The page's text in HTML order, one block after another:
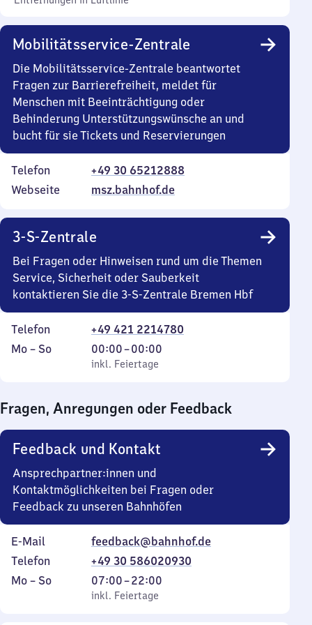
Mobilitätsservice-Zentrale
Die Mobilitätsservice-Zentrale beantwortet
Fragen zur Barrierefreiheit, meldet für
Menschen mit Beeinträchtigung oder
Behinderung Unterstützungswünsche an und
bucht für sie Tickets und Reservierungen
Telefon
+49 30 65212888
Webseite
msz.bahnhof.de
3-S-Zentrale
Bei Fragen oder Hinweisen rund um die Themen
Service, Sicherheit oder Sauberkeit
kontaktieren Sie die 3-S-Zentrale Bremen Hbf
Telefon
+49 421 2214780
Montag
Mo – So,
inkl. Feiertage
00:00–00:00
Von
0
0
Uhr
inkl. Feiertage
Fragen, Anregungen oder Feedback
Feedback und Kontakt
Ansprechpartner:innen und
Kontaktmöglichkeiten bei Fragen oder
Feedback zu unseren Bahnhöfen
E-Mail
feedback@bahnhof.de
Telefon
+49 30 586020930
Montag
Mo – So,
inkl. Feiertage
07:00–22:00
Von
7
inkl. Feiertage